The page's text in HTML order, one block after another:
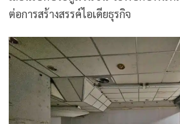
ต่อการสร้างสรรค์ไอเดียธุรกิจ